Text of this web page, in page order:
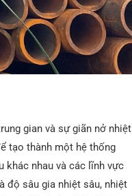
gian và sự giãn nở nhiệt
tạo thành một hệ thống
khác nhau và các lĩnh vực
độ sâu gia nhiệt sâu, nhiệt